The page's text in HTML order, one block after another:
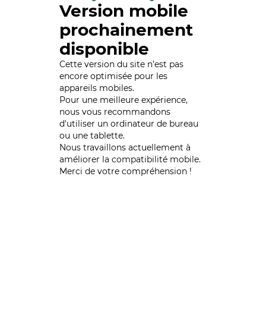
Version mobile
prochainement
disponible
Cette version du site n’est pas
encore optimisée pour les
appareils mobiles.
Pour une meilleure expérience,
nous vous recommandons
d'utiliser un ordinateur de bureau
ou une tablette.
Nous travaillons actuellement à
améliorer la compatibilité mobile.
Merci de votre compréhension !